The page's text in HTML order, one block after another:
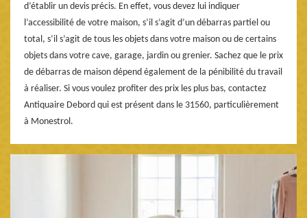
d’établir un devis précis. En effet, vous devez lui indiquer
l’accessibilité de votre maison, s’il s’agit d’un débarras partiel ou
total, s’il s’agit de tous les objets dans votre maison ou de certains
objets dans votre cave, garage, jardin ou grenier. Sachez que le prix
de débarras de maison dépend également de la pénibilité du travail
à réaliser. Si vous voulez profiter des prix les plus bas, contactez
Antiquaire Debord qui est présent dans le 31560, particulièrement
à Monestrol.